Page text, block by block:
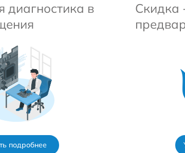
диагностика в
подробнее
Скидка